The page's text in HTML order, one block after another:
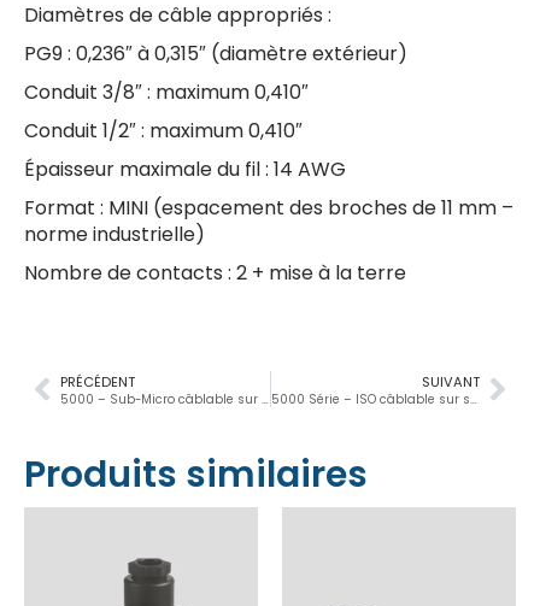
Diamètres de câble appropriés :
PG9 : 0,236″ à 0,315″ (diamètre extérieur)
Conduit 3/8″ : maximum 0,410″
Conduit 1/2″ : maximum 0,410″
Épaisseur maximale du fil : 14 AWG
Format : MINI (espacement des broches de 11 mm –
norme industrielle)
Nombre de contacts : 2 + mise à la terre
SUIVANT
PRÉCÉDENT
Produits similaires